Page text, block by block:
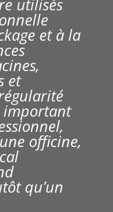
et à la
et
important
officine,
qu’un